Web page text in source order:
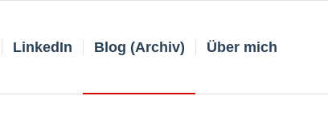
LinkedIn Blog (Archiv) Über mich